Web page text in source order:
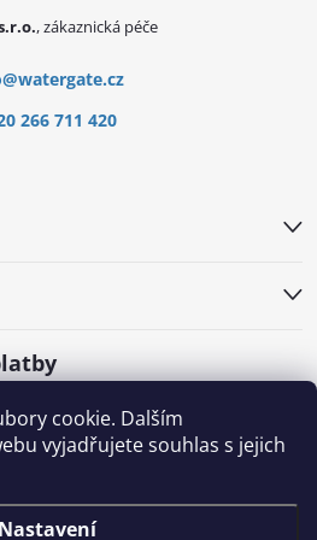
cookie. Dalším
vyjadřujete souhlas s jejich
Nastavení
@watergate.cz
266 711 420